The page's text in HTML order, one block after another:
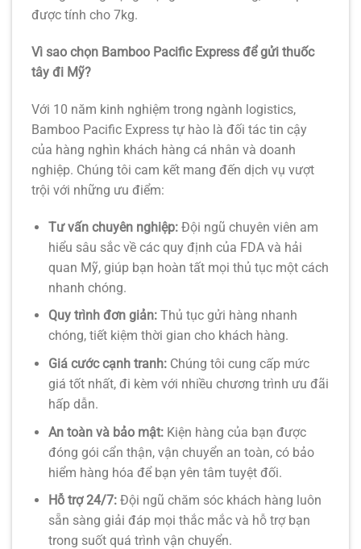
được tính cho 7kg.
Vì sao chọn Bamboo Pacific Express để gửi thuốc
tây đi Mỹ?
Với 10 năm kinh nghiệm trong ngành logistics,
Bamboo Pacific Express tự hào là đối tác tin cậy
của hàng nghìn khách hàng cá nhân và doanh
nghiệp. Chúng tôi cam kết mang đến dịch vụ vượt
trội với những ưu điểm:
Tư vấn chuyên nghiệp:Đội ngũ chuyên viên am
hiểu sâu sắc về các quy định của FDA và hải
quan Mỹ, giúp bạn hoàn tất mọi thủ tục một cách
nhanh chóng.
Quy trình đơn giản:Thủ tục gửi hàng nhanh
chóng, tiết kiệm thời gian cho khách hàng.
Giá cước cạnh tranh:Chúng tôi cung cấp mức
giá tốt nhất, đi kèm với nhiều chương trình ưu đãi
hấp dẫn.
An toàn và bảo mật:Kiện hàng của bạn được
đóng gói cẩn thận, vận chuyển an toàn, có bảo
hiểm hàng hóa để bạn yên tâm tuyệt đối.
Hỗ trợ 24/7:Đội ngũ chăm sóc khách hàng luôn
sẵn sàng giải đáp mọi thắc mắc và hỗ trợ bạn
trong suốt quá trình vận chuyển.